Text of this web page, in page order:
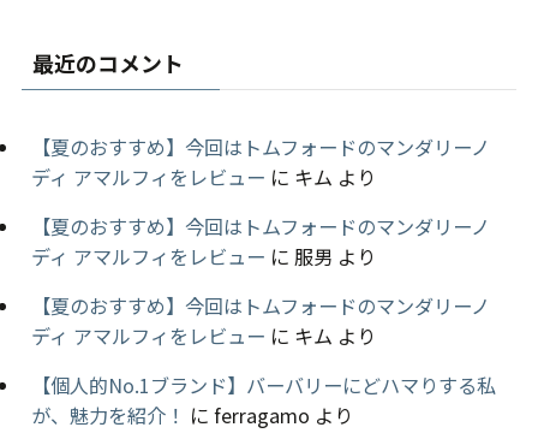
最近のコメント
【夏のおすすめ】今回はトムフォードのマンダリーノ
ディ アマルフィをレビュー に キム より
【夏のおすすめ】今回はトムフォードのマンダリーノ
ディ アマルフィをレビュー に 服男 より
【夏のおすすめ】今回はトムフォードのマンダリーノ
ディ アマルフィをレビュー に キム より
【個人的No.1ブランド】バーバリーにどハマりする私
が、魅力を紹介！ に ferragamo より